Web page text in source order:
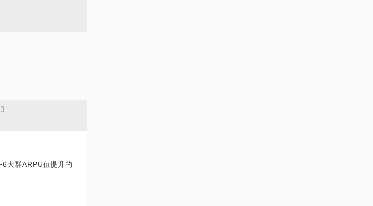
大群ARPU值提升的
实验快速迭代孵化